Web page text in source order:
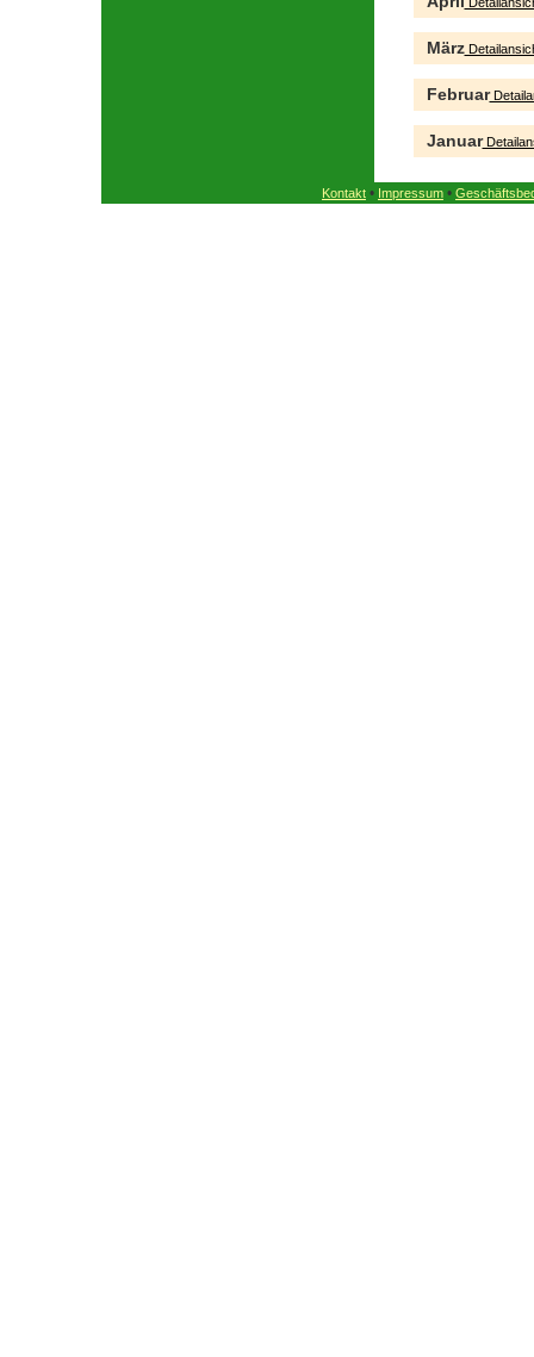
März
Februar
Januar
Kontakt • Impressum •